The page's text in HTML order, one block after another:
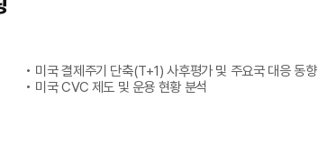
미국 결제주기 단축(T+1) 사후평가 및 주요국 대응 동향
미국 CVC 제도 및 운용 현황 분석